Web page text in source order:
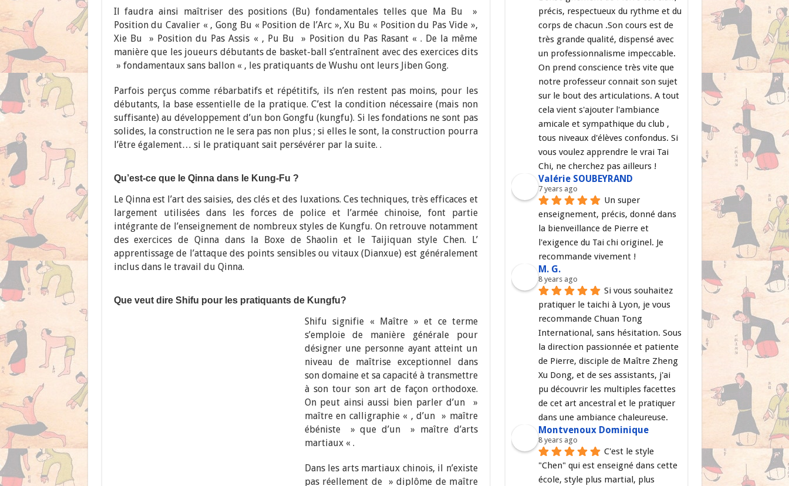
Il faudra ainsi maîtriser des positions (Bu) fondamentales telles que Ma Bu »
Position du Cavalier « , Gong Bu « Position de l’Arc », Xu Bu « Position du Pas Vide »,
Xie Bu » Position du Pas Assis « , Pu Bu » Position du Pas Rasant « . De la même
manière que les joueurs débutants de basket-ball s’entraînent avec des exercices dits
» fondamentaux sans ballon « , les pratiquants de Wushu ont leurs Jiben Gong.
Parfois perçus comme rébarbatifs et répétitifs, ils n’en restent pas moins, pour les
débutants, la base essentielle de la pratique. C’est la condition nécessaire (mais non
suffisante) au développement d’un bon Gongfu (kungfu). Si les fondations ne sont pas
solides, la construction ne le sera pas non plus ; si elles le sont, la construction pourra
l’être également… si le pratiquant sait persévérer par la suite. .
Qu’est-ce que le Qinna dans le Kung-Fu ?
Le Qinna est l’art des saisies, des clés et des luxations. Ces techniques, très efficaces et
largement utilisées dans les forces de police et l’armée chinoise, font partie
intégrante de l’enseignement de nombreux styles de Kungfu. On retrouve notamment
des exercices de Qinna dans la Boxe de Shaolin et le Taijiquan style Chen. L’
apprentissage de l’attaque des points sensibles ou vitaux (Dianxue) est généralement
inclus dans le travail du Qinna.
Que veut dire Shifu pour les pratiquants de Kungfu?
Shifu signifie « Maître » et ce terme
s’emploie de manière générale pour
désigner une personne ayant atteint un
niveau de maîtrise exceptionnel dans
son domaine et sa capacité à transmettre
à son tour son art de façon orthodoxe.
On peut ainsi aussi bien parler d’un »
maître en calligraphie « , d’un » maître
ébéniste » que d’un » maître d’arts
martiaux « .
Dans les arts martiaux chinois, il n’existe
pas réellement de » diplôme de maître
précis, respectueux du rythme et du
corps de chacun .Son cours est de
très grande qualité, dispensé avec
un professionnalisme impeccable.
On prend conscience très vite que
notre professeur connait son sujet
sur le bout des articulations. A tout
cela vient s'ajouter l'ambiance
amicale et sympathique du club ,
tous niveaux d'élèves confondus. Si
vous voulez apprendre le vrai Tai
Chi, ne cherchez pas ailleurs !
Valérie SOUBEYRAND
7 years ago
Un super
enseignement, précis, donné dans
la bienveillance de Pierre et
l'exigence du Tai chi originel. Je
recommande vivement !
M. G.
8 years ago
Si vous souhaitez
pratiquer le taichi à Lyon, je vous
recommande Chuan Tong
International, sans hésitation. Sous
la direction passionnée et patiente
de Pierre, disciple de Maître Zheng
Xu Dong, et de ses assistants, j'ai
pu découvrir les multiples facettes
de cet art ancestral et le pratiquer
dans une ambiance chaleureuse.
Montvenoux Dominique
8 years ago
C'est le style
"Chen" qui est enseigné dans cette
école, style plus martial, plus